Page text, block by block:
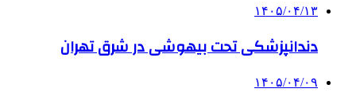
۱۴۰۵/۰۴/۱۳
دندانپزشکی تحت بیهوشی در شرق تهران
۱۴۰۵/۰۴/۰۹